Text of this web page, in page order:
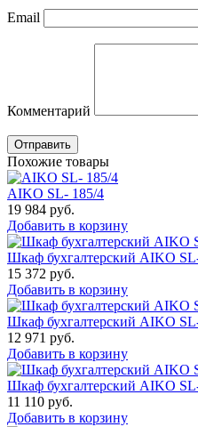
Email
Комментарий
Отправить
Похожие товары
AIKO SL- 185/4
19 984 руб.
Добавить в корзину
Шкаф бухгалтерский AIKO
15 372 руб.
Добавить в корзину
Шкаф бухгалтерский AIKO
12 971 руб.
Добавить в корзину
Шкаф бухгалтерский AIKO
11 110 руб.
Добавить в корзину